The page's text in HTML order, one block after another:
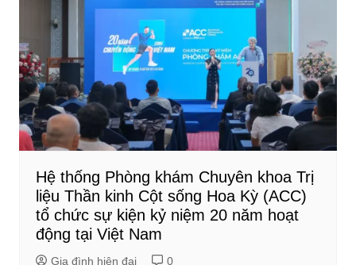
Hệ thống Phòng khám Chuyên khoa Trị
liệu Thần kinh Cột sống Hoa Kỳ (ACC)
tổ chức sự kiện kỷ niệm 20 năm hoạt
động tại Việt Nam
Gia đình hiện đại 0